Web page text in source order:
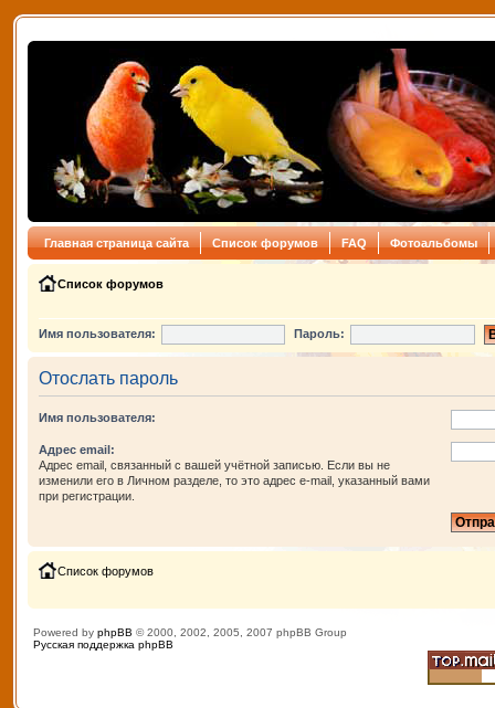
Главная страница сайта Список форумов FAQ Фотоальбомы
Список форумов
Имя пользователя: Пароль:
Отослать пароль
Имя пользователя:
Адрес email:
Адрес email, связанный с вашей учётной записью. Если вы не
изменили его в Личном разделе, то это адрес e-mail, указанный вами
при регистрации.
Список форумов
Powered by phpBB © 2000, 2002, 2005, 2007 phpBB Group
Русская поддержка phpBB